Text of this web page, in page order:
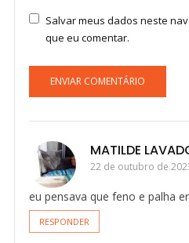
Salvar meus dados neste
que eu comentar.
MATILDE
22 de outubro de
eu pensava que feno e palha
RESPONDER